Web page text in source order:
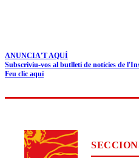
ANUNCIA'T AQUÍ
Subscriviu-vos al butlletí de notícies de
Feu clic aquí